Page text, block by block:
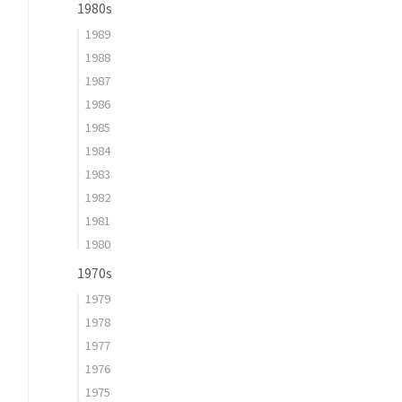
1980s
1989
1988
1987
1986
1985
1984
1983
1982
1981
1980
1970s
1979
1978
1977
1976
1975